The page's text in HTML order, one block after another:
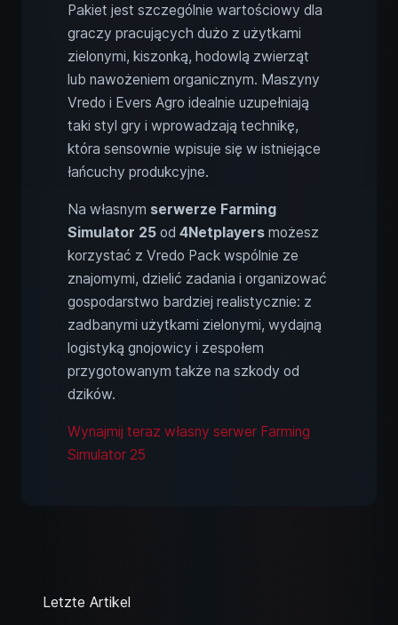
Pakiet jest szczególnie wartościowy dla
graczy pracujących dużo z użytkami
zielonymi, kiszonką, hodowlą zwierząt
lub nawożeniem organicznym. Maszyny
Vredo i Evers Agro idealnie uzupełniają
taki styl gry i wprowadzają technikę,
która sensownie wpisuje się w istniejące
łańcuchy produkcyjne.
Na własnym serwerze Farming
Simulator 25 od 4Netplayers możesz
korzystać z Vredo Pack wspólnie ze
znajomymi, dzielić zadania i organizować
gospodarstwo bardziej realistycznie: z
zadbanymi użytkami zielonymi, wydajną
logistyką gnojowicy i zespołem
przygotowanym także na szkody od
dzików.
Wynajmij teraz własny serwer Farming
Simulator 25
Letzte Artikel